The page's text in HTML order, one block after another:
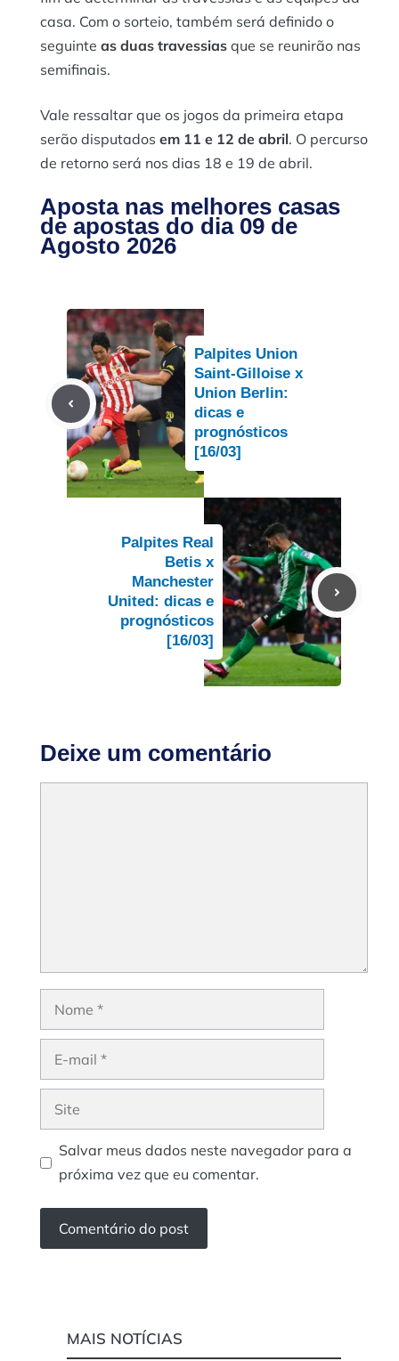
casa. Com o sorteio, também será definido o
seguinte as duas travessias que se reunirão nas
semifinais.
Vale ressaltar que os jogos da primeira etapa
serão disputados em 11 e 12 de abril. O percurso
de retorno será nos dias 18 e 19 de abril.
Aposta nas melhores casas
de apostas do dia 09 de
Agosto 2026
Palpites Union
Saint-Gilloise x
Union Berlin:
dicas e
prognósticos
[16/03]
Palpites Real
Betis x
Manchester
United: dicas e
prognósticos
[16/03]
Deixe um comentário
Nome
Site
Salvar meus dados neste navegador para a
próxima vez que eu comentar.
MAIS NOTÍCIAS